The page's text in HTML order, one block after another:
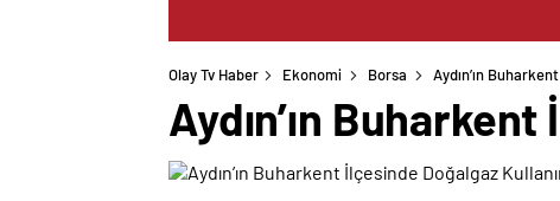
Olay Tv Haber Ekonomi Borsa Aydın’ın
Aydın’ın